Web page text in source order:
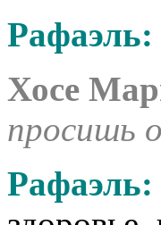
Рафаэль:
Хосе
просишь
Рафаэль: